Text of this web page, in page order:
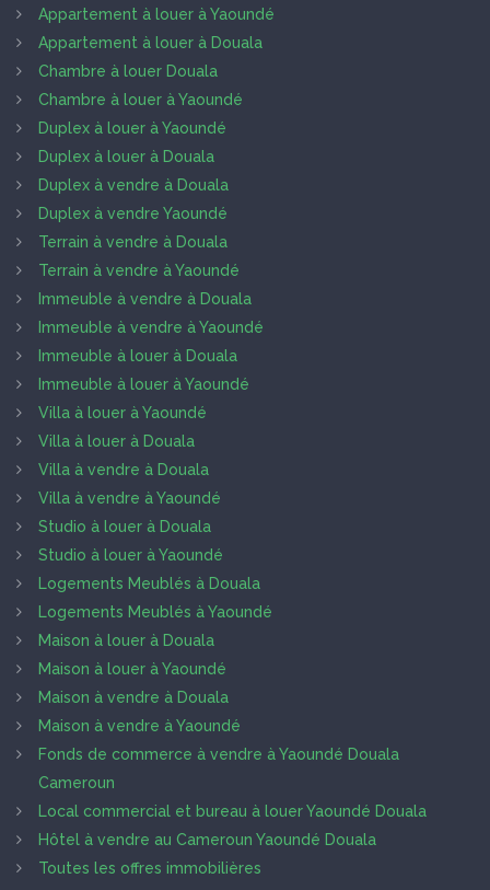
Appartement à louer à Yaoundé
Appartement à louer à Douala
Chambre à louer Douala
Chambre à louer à Yaoundé
Duplex à louer à Yaoundé
Duplex à louer à Douala
Duplex à vendre à Douala
Duplex à vendre Yaoundé
Terrain à vendre à Douala
Terrain à vendre à Yaoundé
Immeuble à vendre à Douala
Immeuble à vendre à Yaoundé
Immeuble à louer à Douala
Immeuble à louer à Yaoundé
Villa à louer à Yaoundé
Villa à louer à Douala
Villa à vendre à Douala
Villa à vendre à Yaoundé
Studio à louer à Douala
Studio à louer à Yaoundé
Logements Meublés à Douala
Logements Meublés à Yaoundé
Maison à louer à Douala
Maison à louer à Yaoundé
Maison à vendre à Douala
Maison à vendre à Yaoundé
Fonds de commerce à vendre à Yaoundé Douala
Cameroun
Local commercial et bureau à louer Yaoundé Douala
Hôtel à vendre au Cameroun Yaoundé Douala
Toutes les offres immobilières